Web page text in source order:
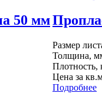
50 мм
Размер
Толщина,
Плотность,
Цена за
Подробнее